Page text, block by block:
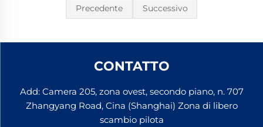
Precedente Successivo
CONTATTO
Add: Camera 205, zona ovest, secondo piano, n. 707
Zhangyang Road, Cina (Shanghai) Zona di libero
scambio pilota